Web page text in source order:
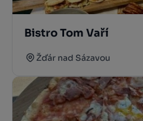
Bistro Tom Vaří
Žďár nad Sázavou